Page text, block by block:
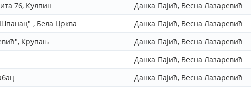
76, Кулпин Данка Пајић, Весна Лазаревић
, Бела Црква Данка Пајић, Весна Лазаревић
Крупањ Данка Пајић, Весна Лазаревић
Данка Пајић, Весна Лазаревић
Данка Пајић, Весна Лазаревић